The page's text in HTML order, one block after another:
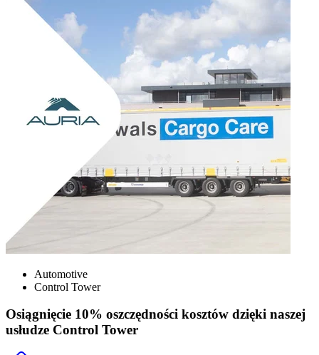
Automotive
Control Tower
Osiągnięcie 10% oszczędności kosztów dzięki naszej
usłudze Control Tower